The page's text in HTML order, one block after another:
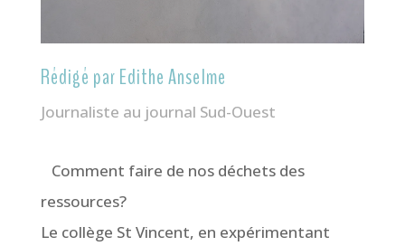
Rédigé par Edithe Anselme
Journaliste au journal Sud-Ouest
Comment faire de nos déchets des
ressources?
Le collège St Vincent, en expérimentant